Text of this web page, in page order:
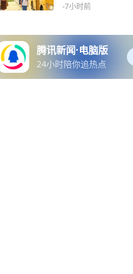
-7小时前
腾讯新闻·电脑版
24小时陪你追热点